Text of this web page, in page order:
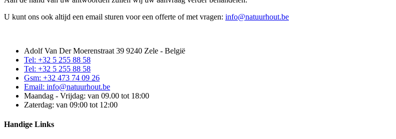
U kunt ons ook altijd een email sturen voor een offerte of met vragen: info@natuurhout.be
Adolf Van Der Moerenstraat 39 9240 Zele - België
Tel: +32 5 255 88 58
Tel: +32 5 255 88 58
Gsm: +32 473 74 09 26
Email: info@natuurhout.be
Maandag - Vrijdag: van 09.00 tot 18:00
Zaterdag: van 09:00 tot 12:00
Handige Links